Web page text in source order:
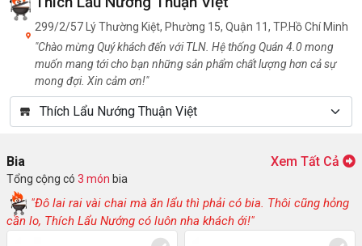
299/2/57 Lý Thường Kiệt, Phường 15, Quận 11, TP.Hồ Chí Minh
"Chào mừng Quý khách đến với TLN. Hệ thống Quán 4.0 mong
muốn mang tới cho bạn những sản phẩm chất lượng hơn cả sự
mong đợi. Xin cảm ơn!"
Bia
Tổng cộng có 3 món bia
Xem Tất Cả
"Đô lai rai vài chai mà ăn lẩu thì phải có bia. Thôi cũng hỏng
cần lo, Thích Lẩu Nướng có luôn nha khách ới!"